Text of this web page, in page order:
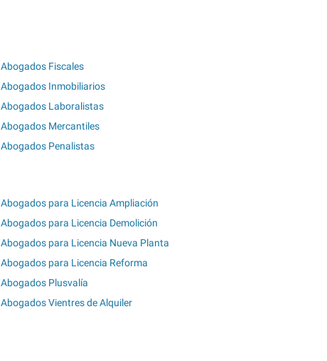
Abogados Fiscales
Abogados Inmobiliarios
Abogados Laboralistas
Abogados Mercantiles
Abogados Penalistas
Abogados para Licencia Ampliación
Abogados para Licencia Demolición
Abogados para Licencia Nueva Planta
Abogados para Licencia Reforma
Abogados Plusvalía
Abogados Vientres de Alquiler